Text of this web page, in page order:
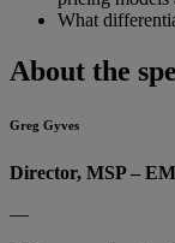
What
About the
Greg Gyves
Director, MSP –
—